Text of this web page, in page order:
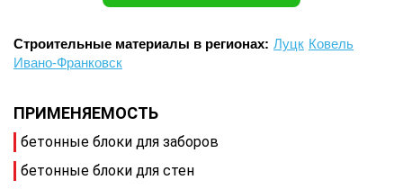
Строительные материалы в регионах: Луцк Ковель
Ивано-Франковск
ПРИМЕНЯЕМОСТЬ
бетонные блоки для заборов
бетонные блоки для стен